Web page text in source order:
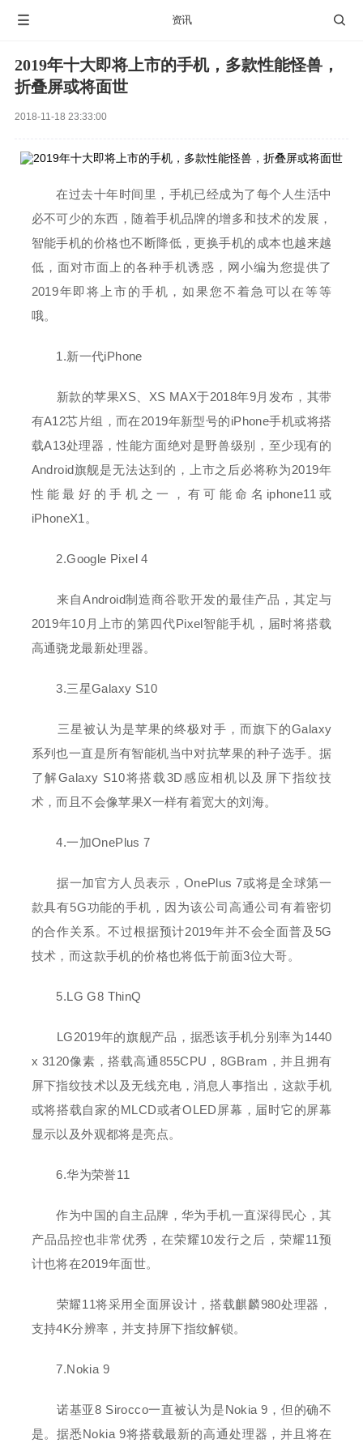

资讯

2019年十大即将上市的手机，多款性能怪兽，
折叠屏或将面世
2018-11-18 23:33:00
在过去十年时间里，手机已经成为了每个人生活中
必不可少的东西，随着手机品牌的增多和技术的发展，
智能手机的价格也不断降低，更换手机的成本也越来越
低，面对市面上的各种手机诱惑，网小编为您提供了
2019年即将上市的手机，如果您不着急可以在等等
哦。
1.新一代iPhone
新款的苹果XS、XS MAX于2018年9月发布，其带
有A12芯片组，而在2019年新型号的iPhone手机或将搭
载A13处理器，性能方面绝对是野兽级别，至少现有的
Android旗舰是无法达到的，上市之后必将称为2019年
性能最好的手机之一，有可能命名iphone11或
iPhoneX1。
2.Google Pixel 4
来自Android制造商谷歌开发的最佳产品，其定与
2019年10月上市的第四代Pixel智能手机，届时将搭载
高通骁龙最新处理器。
3.三星Galaxy S10
三星被认为是苹果的终极对手，而旗下的Galaxy
系列也一直是所有智能机当中对抗苹果的种子选手。据
了解Galaxy S10将搭载3D感应相机以及屏下指纹技
术，而且不会像苹果X一样有着宽大的刘海。
4.一加OnePlus 7
据一加官方人员表示，OnePlus 7或将是全球第一
款具有5G功能的手机，因为该公司高通公司有着密切
的合作关系。不过根据预计2019年并不会全面普及5G
技术，而这款手机的价格也将低于前面3位大哥。
5.LG G8 ThinQ
LG2019年的旗舰产品，据悉该手机分别率为1440
x 3120像素，搭载高通855CPU，8GBram，并且拥有
屏下指纹技术以及无线充电，消息人事指出，这款手机
或将搭载自家的MLCD或者OLED屏幕，届时它的屏幕
显示以及外观都将是亮点。
6.华为荣誉11
作为中国的自主品牌，华为手机一直深得民心，其
产品品控也非常优秀，在荣耀10发行之后，荣耀11预
计也将在2019年面世。
荣耀11将采用全面屏设计，搭载麒麟980处理器，
支持4K分辨率，并支持屏下指纹解锁。
7.Nokia 9
诺基亚8 Sirocco一直被认为是Nokia 9，但的确不
是。据悉Nokia 9将搭载最新的高通处理器，并且将在